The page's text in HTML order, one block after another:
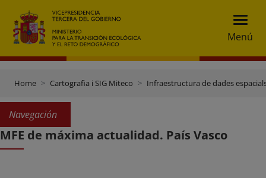
Menú
Home Cartografia i SIG Miteco Infraestructura de dades
Navegación
MFE de máxima actualidad. País Vasco